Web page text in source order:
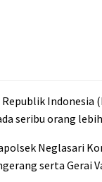
Republik
seribu orang
Neglasari
serta Gerai